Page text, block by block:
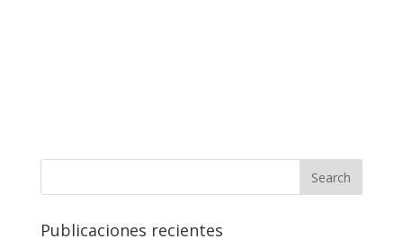
Publicaciones recientes